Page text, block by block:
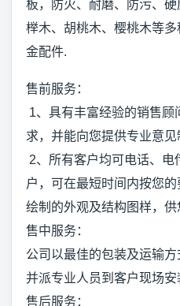
板，防火、耐磨、防污、硬
榉木、胡桃木、樱桃木等
金配件.
售前服务：
1、具有丰富经验的销售顾
求，并能向您提供专业意见
2、所有客户均可电话、
户，可在最短时间内按您
绘制的外观及结构图样，供
售中服务：
公司以最佳的包装及运输方
并派专业人员到客户现场安
售后服务：